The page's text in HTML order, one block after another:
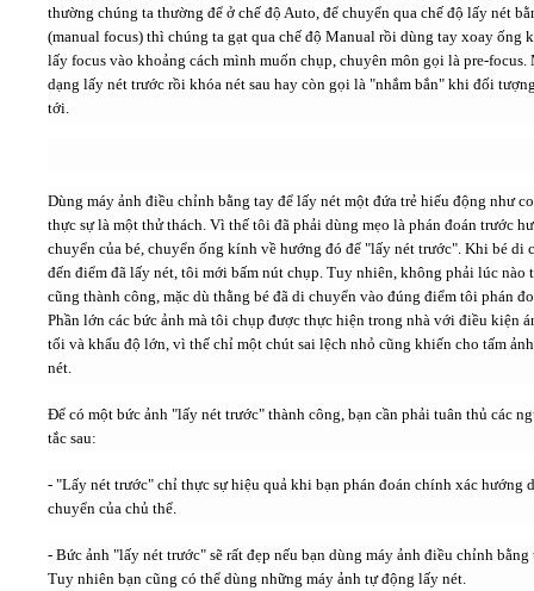
thường chúng ta thường để ở chế độ Auto, để chuyển qua chế độ lấy nét
(manual focus) thì chúng ta gạt qua chế độ Manual rồi dùng tay xoay ống
lấy focus vào khoảng cách mình muốn chụp, chuyên môn gọi là pre-focus.
dạng lấy nét trước rồi khóa nét sau hay còn gọi là "nhắm bắn" khi đối
tới.
Dùng máy ảnh điều chỉnh bằng tay để lấy nét một đứa trẻ hiếu động như
thực sự là một thử thách. Vì thế tôi đã phải dùng mẹo là phán đoán trước
chuyển của bé, chuyển ống kính về hướng đó để "lấy nét trước". Khi bé di
đến điểm đã lấy nét, tôi mới bấm nút chụp. Tuy nhiên, không phải lúc nào
cũng thành công, mặc dù thằng bé đã di chuyển vào đúng điểm tôi phán
Phần lớn các bức ảnh mà tôi chụp được thực hiện trong nhà với điều kiện
tối và khẩu độ lớn, vì thế chỉ một chút sai lệch nhỏ cũng khiến cho tấm
nét.
Để có một bức ảnh "lấy nét trước" thành công, bạn cần phải tuân thủ các
tắc sau:
- "Lấy nét trước" chỉ thực sự hiệu quả khi bạn phán đoán chính xác hướng
chuyển của chủ thể.
- Bức ảnh "lấy nét trước" sẽ rất đẹp nếu bạn dùng máy ảnh điều chỉnh bằng
Tuy nhiên bạn cũng có thể dùng những máy ảnh tự động lấy nét.